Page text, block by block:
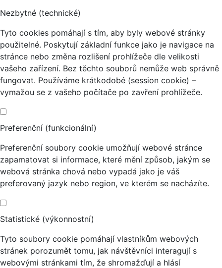
Nezbytné (technické)
Tyto cookies pomáhají s tím, aby byly webové stránky
použitelné. Poskytují základní funkce jako je navigace na
stránce nebo změna rozlišení prohlížeče dle velikosti
vašeho zařízení. Bez těchto souborů nemůže web správně
fungovat. Používáme krátkodobé (session cookie) –
vymažou se z vašeho počítače po zavření prohlížeče.
Preferenční (funkcionální)
Preferenční soubory cookie umožňují webové stránce
zapamatovat si informace, které mění způsob, jakým se
webová stránka chová nebo vypadá jako je váš
preferovaný jazyk nebo region, ve kterém se nacházíte.
Statistické (výkonnostní)
Tyto soubory cookie pomáhají vlastníkům webových
stránek porozumět tomu, jak návštěvníci interagují s
webovými stránkami tím, že shromažďují a hlásí